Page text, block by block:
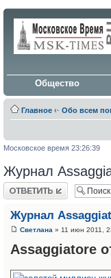
Общество
Главное ‹· Обо всем
Московское время 23:26:39
Журнал
Ответить
Журнал
Светлана » 11 июн 2011,
Assaggiatore